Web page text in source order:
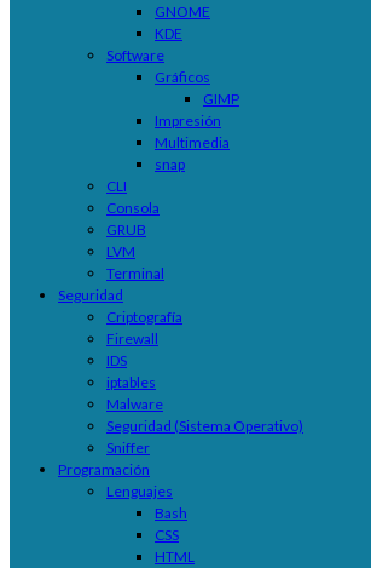
GNOME
KDE
Software
Gráficos
GIMP
Impresión
Multimedia
snap
CLI
Consola
GRUB
LVM
Terminal
Seguridad
Criptografía
Firewall
IDS
iptables
Malware
Seguridad (Sistema Operativo)
Sniffer
Programación
Lenguajes
Bash
CSS
HTML